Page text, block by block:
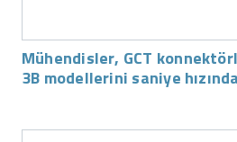
Mühendisler, GCT
3B modellerini saniye